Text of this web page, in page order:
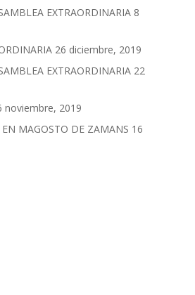
EXTRAORDINARIA 8
26 diciembre, 2019
EXTRAORDINARIA 22
noviembre, 2019
MAGOSTO DE ZAMANS 16